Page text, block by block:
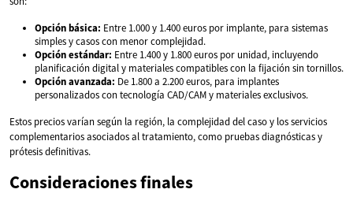
Opción básica: Entre 1.000 y 1.400 euros por implante, para sistemas
simples y casos con menor complejidad.
Opción estándar: Entre 1.400 y 1.800 euros por unidad, incluyendo
planificación digital y materiales compatibles con la fijación sin tornillos.
Opción avanzada: De 1.800 a 2.200 euros, para implantes
personalizados con tecnología CAD/CAM y materiales exclusivos.
Estos precios varían según la región, la complejidad del caso y los servicios
complementarios asociados al tratamiento, como pruebas diagnósticas y
prótesis definitivas.
Consideraciones finales